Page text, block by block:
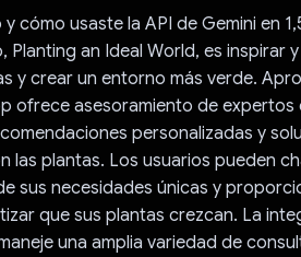
cómo usaste la API de Gemini en
Planting an Ideal World, es inspirar
y crear un entorno más verde.
ofrece asesoramiento de expertos
personalizadas y
las plantas. Los usuarios pueden
sus necesidades únicas y
que sus plantas crezcan. La
una amplia variedad de